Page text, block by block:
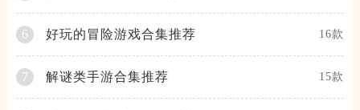
6 好玩的冒险游戏合集推荐 16款
7 解谜类手游合集推荐 15款